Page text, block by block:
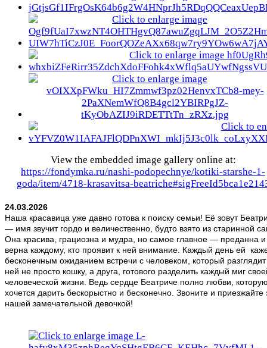
View the embedded image gallery online at:
https://fondymka.ru/nashi-podopechnye/kotiki-starshe-1-
goda/item/4718-krasavitsa-
24.03.2026
Наша красавица уже давно готова к поиску семьи! Её зовут
— имя звучит гордо и величественно, будто взято из старинной
Она красива, грациозна и мудра, но самое главное — преданна и
верна каждому, кто проявит к ней внимание. Каждый день ей
бесконечным ожиданием встречи с человеком, который разглядит
ней не просто кошку, а друга, готового разделить каждый миг
человеческой жизни. Ведь сердце Беатриче полно любви,
хочется дарить бескорыстно и бесконечно. Звоните и приезжайте
нашей замечательной девочкой!